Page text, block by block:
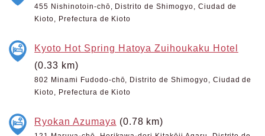
455 Nishinotoin-chō, Distrito de Shimogyo, Ciudad de
Kioto, Prefectura de Kioto
Kyoto Hot Spring Hatoya Zuihoukaku Hotel
(0.33 km)
802 Minami Fudodo-chō, Distrito de Shimogyo, Ciudad de
Kioto, Prefectura de Kioto
Ryokan Azumaya (0.78 km)